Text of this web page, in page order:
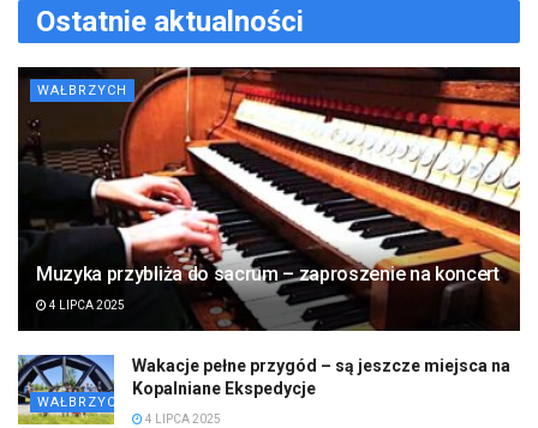
Ostatnie aktualności
WAŁBRZYCH
Muzyka przybliża do sacrum – zaproszenie na koncert
4 LIPCA 2025
WAŁBRZYCH
Wakacje pełne przygód – są jeszcze miejsca na
Kopalniane Ekspedycje
4 LIPCA 2025